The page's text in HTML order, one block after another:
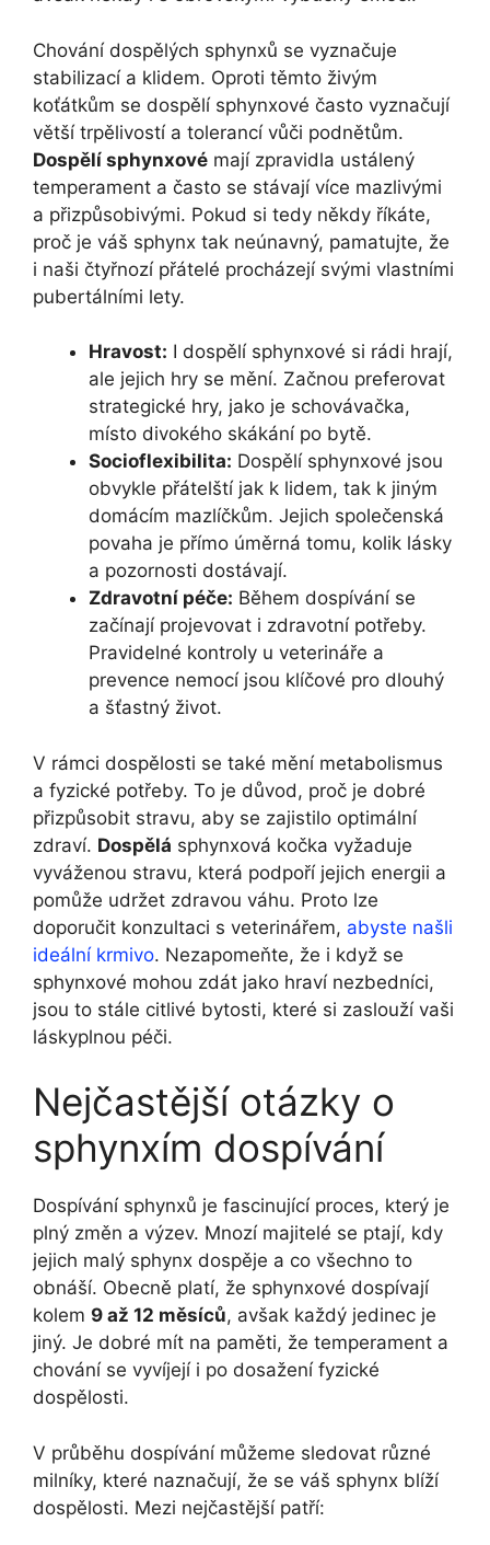
Chování dospělých sphynxů se vyznačuje
stabilizací a klidem. Oproti těmto živým
koťátkům se dospělí sphynxové často vyznačují
větší trpělivostí a tolerancí vůči podnětům.
Dospělí sphynxové mají zpravidla ustálený
temperament a často se stávají více mazlivými
a přizpůsobivými. Pokud si tedy někdy říkáte,
proč je váš sphynx tak neúnavný, pamatujte, že
i naši čtyřnozí přátelé procházejí svými vlastními
pubertálními lety.
Hravost: I dospělí sphynxové si rádi hrají,
ale jejich hry se mění. Začnou preferovat
strategické hry, jako je schovávačka,
místo divokého skákání po bytě.
Socioflexibilita: Dospělí sphynxové jsou
obvykle přátelští jak k lidem, tak k jiným
domácím mazlíčkům. Jejich společenská
povaha je přímo úměrná tomu, kolik lásky
a pozornosti dostávají.
Zdravotní péče: Během dospívání se
začínají projevovat i zdravotní potřeby.
Pravidelné kontroly u veterináře a
prevence nemocí jsou klíčové pro dlouhý
a šťastný život.
V rámci dospělosti se také mění metabolismus
a fyzické potřeby. To je důvod, proč je dobré
přizpůsobit stravu, aby se zajistilo optimální
zdraví. Dospělá sphynxová kočka vyžaduje
vyváženou stravu, která podpoří jejich energii a
pomůže udržet zdravou váhu. Proto lze
doporučit konzultaci s veterinářem, abyste našli
ideální krmivo. Nezapomeňte, že i když se
sphynxové mohou zdát jako hraví nezbedníci,
jsou to stále citlivé bytosti, které si zaslouží vaši
láskyplnou péči.
Nejčastější otázky o
sphynxím dospívání
Dospívání sphynxů je fascinující proces, který je
plný změn a výzev. Mnozí majitelé se ptají, kdy
jejich malý sphynx dospěje a co všechno to
obnáší. Obecně platí, že sphynxové dospívají
kolem 9 až 12 měsíců, avšak každý jedinec je
jiný. Je dobré mít na paměti, že temperament a
chování se vyvíjejí i po dosažení fyzické
dospělosti.
V průběhu dospívání můžeme sledovat různé
milníky, které naznačují, že se váš sphynx blíží
dospělosti. Mezi nejčastější patří: